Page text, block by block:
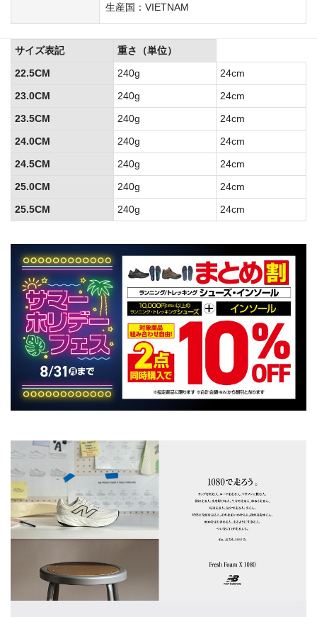
生産国：VIETNAM
サイズ表記
重さ（単位）
22.5CM
240g
24cm
23.0CM
240g
24cm
23.5CM
240g
24cm
24.0CM
240g
24cm
24.5CM
240g
24cm
25.0CM
240g
24cm
25.5CM
240g 24cm